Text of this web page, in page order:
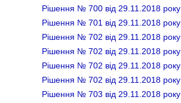
Рішення № 700 від 29.11.2018 року
Рішення № 701 від 29.11.2018 року
Рішення № 702 від 29.11.2018 року
Рішення № 702 від 29.11.2018 року
Рішення № 702 від 29.11.2018 року
Рішення № 702 від 29.11.2018 року
Рішення № 703 від 29.11.2018 року